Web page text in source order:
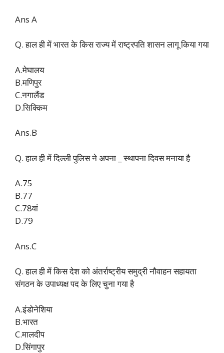
Ans A
Q. हाल ही में भारत के किस राज्य में राष्ट्रपति शासन लागू किया गया
A.मेघालय
B.मणिपुर
C.नगालैंड
D.सिक्किम
Ans.B
Q. हाल ही में दिल्ली पुलिस ने अपना _ स्थापना दिवस मनाया है
A.75
B.77
C.78वां
D.79
Ans.C
Q. हाल ही में किस देश को अंतर्राष्ट्रीय समुद्री नौवाहन सहायता
संगठन के उपाध्यक्ष पद के लिए चुना गया है
A.इंडोनेशिया
B.भारत
C.मालदीप
D.सिंगापुर